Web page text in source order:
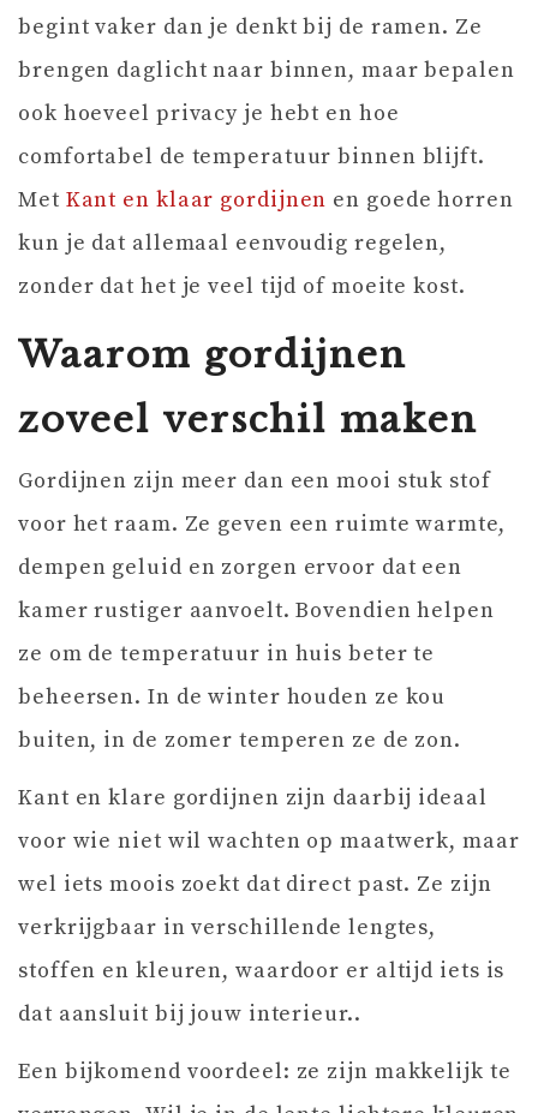
begint vaker dan je denkt bij de ramen. Ze
brengen daglicht naar binnen, maar bepalen
ook hoeveel privacy je hebt en hoe
comfortabel de temperatuur binnen blijft.
Met Kant en klaar gordijnen en goede horren
kun je dat allemaal eenvoudig regelen,
zonder dat het je veel tijd of moeite kost.
Waarom gordijnen
zoveel verschil maken
Gordijnen zijn meer dan een mooi stuk stof
voor het raam. Ze geven een ruimte warmte,
dempen geluid en zorgen ervoor dat een
kamer rustiger aanvoelt. Bovendien helpen
ze om de temperatuur in huis beter te
beheersen. In de winter houden ze kou
buiten, in de zomer temperen ze de zon.
Kant en klare gordijnen zijn daarbij ideaal
voor wie niet wil wachten op maatwerk, maar
wel iets moois zoekt dat direct past. Ze zijn
verkrijgbaar in verschillende lengtes,
stoffen en kleuren, waardoor er altijd iets is
dat aansluit bij jouw interieur..
Een bijkomend voordeel: ze zijn makkelijk te